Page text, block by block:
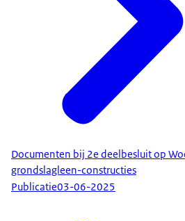
Documenten bij 2e deelbesluit op
grondslagleen-constructies
Publicatie03-06-2025